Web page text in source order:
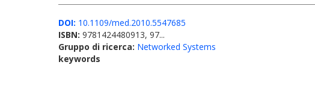
DOI: 10.1109/med.2010.5547685
ISBN: 9781424480913, 97...
Gruppo di ricerca: Networked Systems
keywords